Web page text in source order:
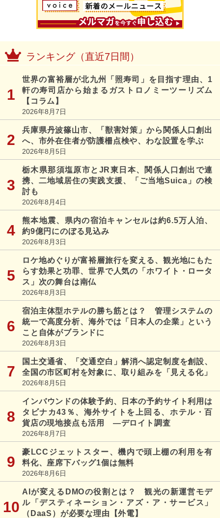
ランキング（直近7日間）
世界の富裕層が北九州「照寿司」を目指す理由、1
軒の寿司店から始まるガストロノミーツーリズム
【コラム】
2026年8月7日
兵庫県丹波篠山市、「獣害対策」から関係人口創出
へ、市外在住者が防護柵点検や、わな設置を学ぶ
2026年8月5日
栃木県那須塩原市とJR東日本、関係人口創出で連
携、二地域居住の実践支援、「ご当地Suica」の検
討も
2026年8月4日
熊本地震、県内の宿泊キャンセルは約6.5万人泊、
約9億円にのぼる見込み
2026年8月3日
ロケ地めぐりが富裕層旅行を変える、観光地にもた
らす効果と功罪、世界で人気の「ホワイト・ロータ
ス」次の舞台は南仏
2026年8月3日
宿泊主体型ホテルの勝ち筋とは？ 管理システムの
統一で高度分析、海外では「日本人の企業」という
こと自体がブランドに
2026年8月3日
国土交通省、「交通空白」解消へ認定制度を創設、
全国の市区町村を対象に、取り組みを「見える化」
2026年8月5日
インバウンドの体験予約、日本の予約サイト利用は
タビナカ43％、海外サイトを上回る、ホテル・百
貨店の現地接点も活用 ―デロイト調査
2026年8月7日
豪LCCジェットスター、機内で頭上棚の利用を有
料化、座席下バッグ1個は無料
2026年8月6日
AIが変えるDMOの役割とは？ 観光の新運営モデ
ル「デスティネーション・アズ・ア・サービス」
（DaaS）が必要な理由【外電】